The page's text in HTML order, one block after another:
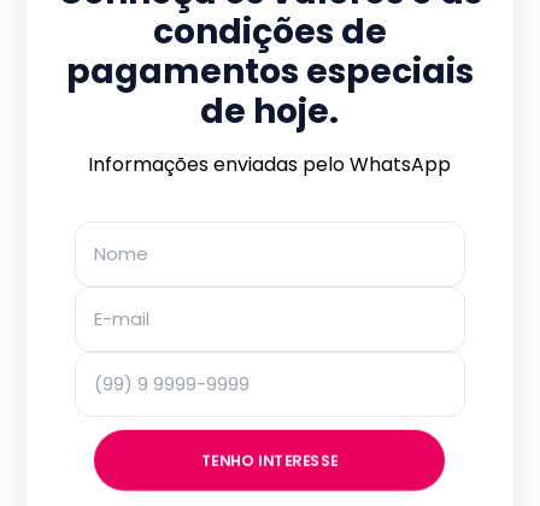
condições de
pagamentos especiais
de hoje.
Informações enviadas pelo WhatsApp
TENHO INTERESSE